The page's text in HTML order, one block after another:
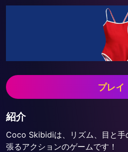
プレイ
紹介
Coco Skibidiは、リズム、目と手
張るアクションのゲームです！